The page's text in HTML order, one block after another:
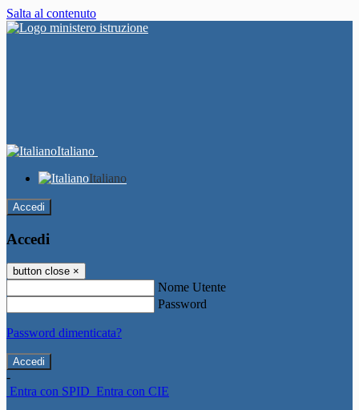
Salta al contenuto
Italiano
Italiano
Accedi
Accedi
button close ×
Nome Utente
Password
Password dimenticata?
-
Entra con SPID Entra con CIE